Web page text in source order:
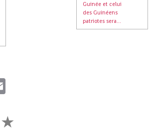
Guinée et celui
des Guinéens
patriotes sera...
★